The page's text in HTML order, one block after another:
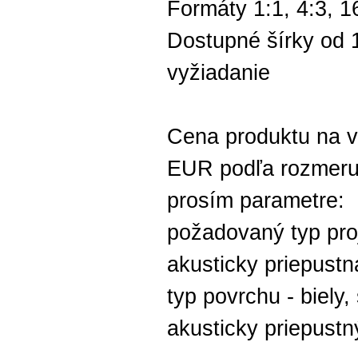
Formáty 1:1, 4:3,
Dostupné šírky od
vyžiadanie
Cena produktu na
EUR podľa
prosím parametre:
požadovaný typ
akusticky
typ povrchu -
akusticky